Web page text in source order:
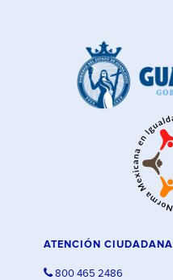
ATENCIÓN CIUDADANA
800 465 2486